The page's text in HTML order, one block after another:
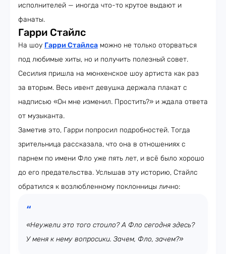
исполнителей — иногда что-то крутое выдают и
фанаты.
Гарри Стайлс
На шоу Гарри Стайлса можно не только оторваться
под любимые хиты, но и получить полезный совет.
Сесилия пришла на мюнхенское шоу артиста как раз
за вторым. Весь ивент девушка держала плакат с
надписью «Он мне изменил. Простить?» и ждала ответа
от музыканта.
Заметив это, Гарри попросил подробностей. Тогда
зрительница рассказала, что она в отношениях с
парнем по имени Фло уже пять лет, и всё было хорошо
до его предательства. Услышав эту историю, Стайлс
обратился к возлюбленному поклонницы лично:
«Неужели это того стоило? А Фло сегодня здесь?
У меня к нему вопросики. Зачем, Фло, зачем?»